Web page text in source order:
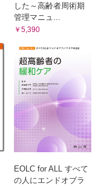
した～高齢者周術期
管理マニュ...
￥5,390
EOLC for ALL すべて
の人にエンドオブラ